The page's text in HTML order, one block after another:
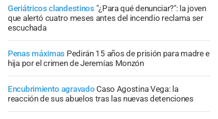
Geriátricos clandestinos "¿Para qué denunciar?": la joven
que alertó cuatro meses antes del incendio reclama ser
escuchada
Penas máximas Pedirán 15 años de prisión para madre e
hija por el crimen de Jeremías Monzón
Encubrimiento agravado Caso Agostina Vega: la
reacción de sus abuelos tras las nuevas detenciones